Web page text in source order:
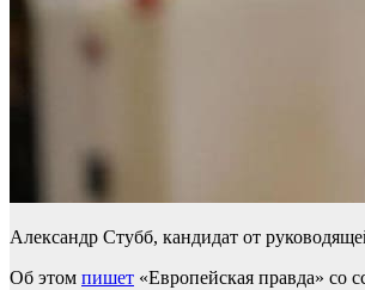
Александр Стубб, кандидат от
Об этом пишет «Европейская правда» со